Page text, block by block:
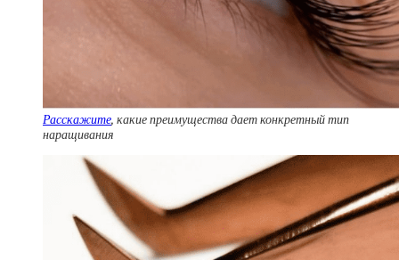
Расскажите, какие преимущества дает конкретный тип
наращивания